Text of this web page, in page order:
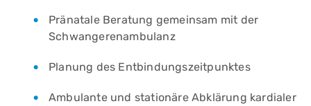
Pränatale Beratung gemeinsam mit der
Schwangerenambulanz
Planung des Entbindungszeitpunktes
Ambulante und stationäre Abklärung kardialer